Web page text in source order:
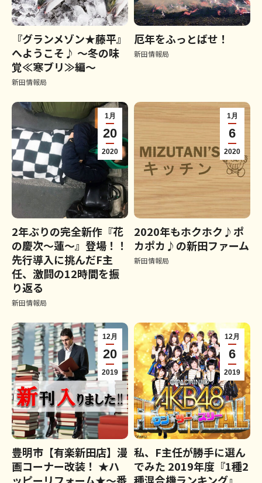
『グランメゾン★藤平』
へようこそ♪ ～冬の味
覚≪寒ブリ≫編～
新田情報局
厄年をふっとばせ！
新田情報局
1月
20
2020
2年ぶりの完全新作『花
の慶次～蓮～』登場！！
先行導入に挑んだF主
任、激闘の12時間を振
り返る
新田情報局
1月
6
2020
2020年もホクホク♪ポ
カポカ♪の新田ファーム
新田情報局
12月
20
2019
豊明市【有楽新田店】漫
画コーナー改装！ ★ハ
12月
6
2019
私、F主任が勝手に選ん
でみた 2019年度『1種2